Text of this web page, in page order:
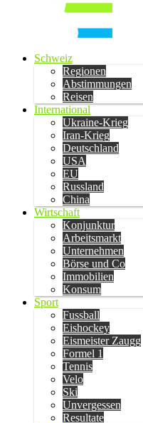
Schweiz
Regionen
Abstimmungen
Reisen
International
Ukraine-Krieg
Iran-Krieg
Deutschland
USA
EU
Russland
China
Wirtschaft
Konjunktur
Arbeitsmarkt
Unternehmen
Börse und Co
Immobilien
Konsum
Sport
Fussball
Eishockey
Eismeister Zaugg
Formel 1
Tennis
Velo
Ski
Unvergessen
Resultate